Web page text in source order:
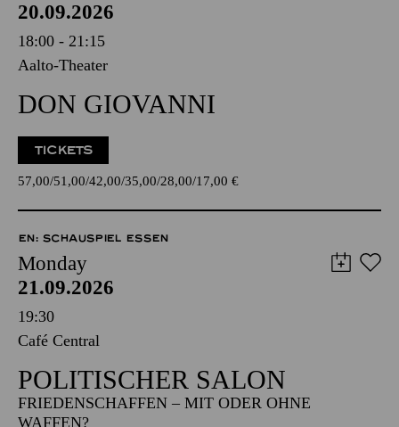
20.09.2026
18:00 - 21:15
Aalto-Theater
DON GIOVANNI
TICKETS
57,00 51,00 42,00 35,00 28,00 17,00 €
EN: SCHAUSPIEL ESSEN
Monday
21.09.2026
19:30
Café Central
POLITISCHER SALON
FRIEDENSCHAFFEN – MIT ODER OHNE
WAFFEN?